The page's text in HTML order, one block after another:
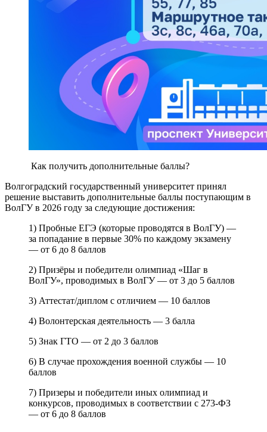
Как получить дополнительные баллы?
Волгоградский государственный университет принял
решение выставить дополнительные баллы поступающим в
ВолГУ в 2026 году за следующие достижения:
1) Пробные ЕГЭ (которые проводятся в ВолГУ) —
за попадание в первые 30% по каждому экзамену
— от 6 до 8 баллов
2) Призёры и победители олимпиад «Шаг в
ВолГУ», проводимых в ВолГУ — от 3 до 5 баллов
3) Аттестат/диплом с отличием — 10 баллов
4) Волонтерская деятельность — 3 балла
5) Знак ГТО — от 2 до 3 баллов
6) В случае прохождения военной службы — 10
баллов
7) Призеры и победители иных олимпиад и
конкурсов, проводимых в соответствии с 273-ФЗ
— от 6 до 8 баллов